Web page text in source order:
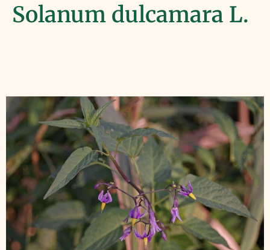
Solanum dulcamara L.